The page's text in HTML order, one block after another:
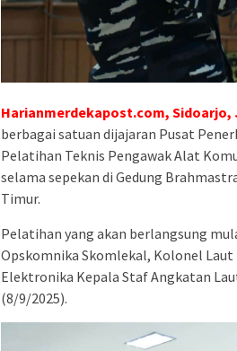
Harianmerdekapost.com, Sidoarjo,
berbagai satuan dijajaran Pusat
Pelatihan Teknis Pengawak Alat
selama sepekan di Gedung
Timur.
Pelatihan yang akan berlangsung
Opskomnika Skomlekal, Kolonel Laut
Elektronika Kepala Staf Angkatan
(8/9/2025).